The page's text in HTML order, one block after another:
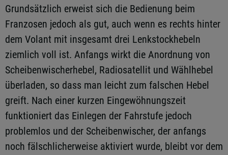
Grundsätzlich erweist sich die Bedienung beim
Franzosen jedoch als gut, auch wenn es rechts hinter
dem Volant mit insgesamt drei Lenkstockhebeln
ziemlich voll ist. Anfangs wirkt die Anordnung von
Scheibenwischerhebel, Radiosatellit und Wählhebel
überladen, so dass man leicht zum falschen Hebel
greift. Nach einer kurzen Eingewöhnungszeit
funktioniert das Einlegen der Fahrstufe jedoch
problemlos und der Scheibenwischer, der anfangs
noch fälschlicherweise aktiviert wurde, bleibt vor dem